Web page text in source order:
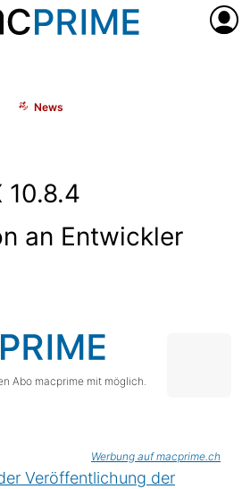
News
10.8.4
an Entwickler
Abo macprime mit möglich.
Werbung auf macprime.ch
Veröffentlichung der